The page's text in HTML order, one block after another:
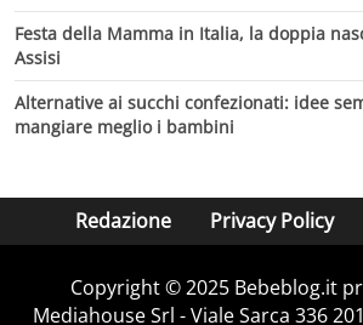
Festa della Mamma in Italia, la doppia
Assisi
Alternative ai succhi confezionati: idee
mangiare meglio i bambini
Redazione Privacy Policy
Copyright © 2025 Bebeblog.it
Mediahouse Srl - Viale Sarca 336